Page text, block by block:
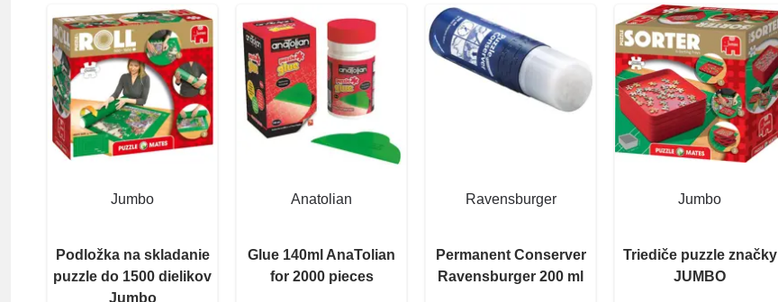
Jumbo
Podložka na skladanie
puzzle do 1500 dielikov
Jumbo
Anatolian
Glue 140ml AnaTolian
for 2000 pieces
Ravensburger
Permanent Conserver
Ravensburger 200 ml
Jumbo
Triediče puzzle značky
JUMBO